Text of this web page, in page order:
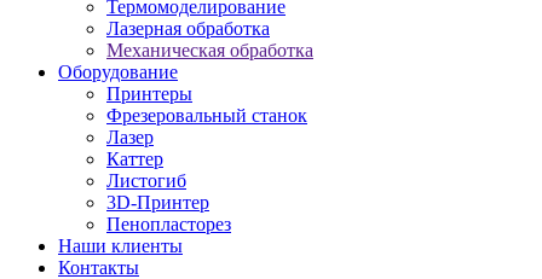
Термомоделирование
Лазерная обработка
Механическая обработка
Оборудование
Принтеры
Фрезеровальный станок
Лазер
Каттер
Листогиб
3D-Принтер
Пенопласторез
Наши клиенты
Контакты